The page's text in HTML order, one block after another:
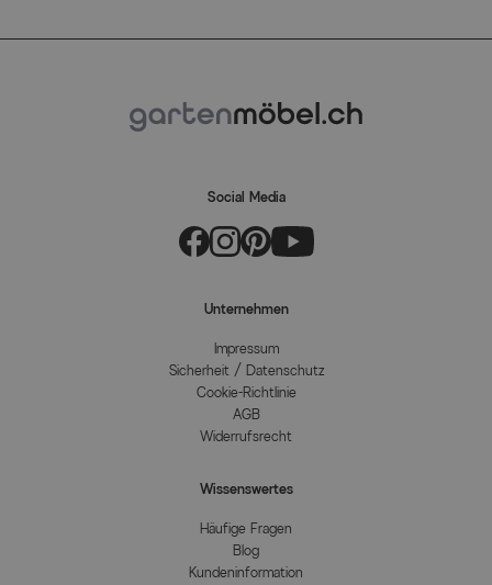
Social Media
Unternehmen
Impressum
Sicherheit / Datenschutz
Cookie-Richtlinie
AGB
Widerrufsrecht
Wissenswertes
Häufige Fragen
Blog
Kundeninformation